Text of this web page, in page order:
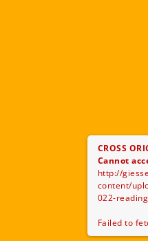
CROSS
Cannot
http://
content/
022-
Failed to